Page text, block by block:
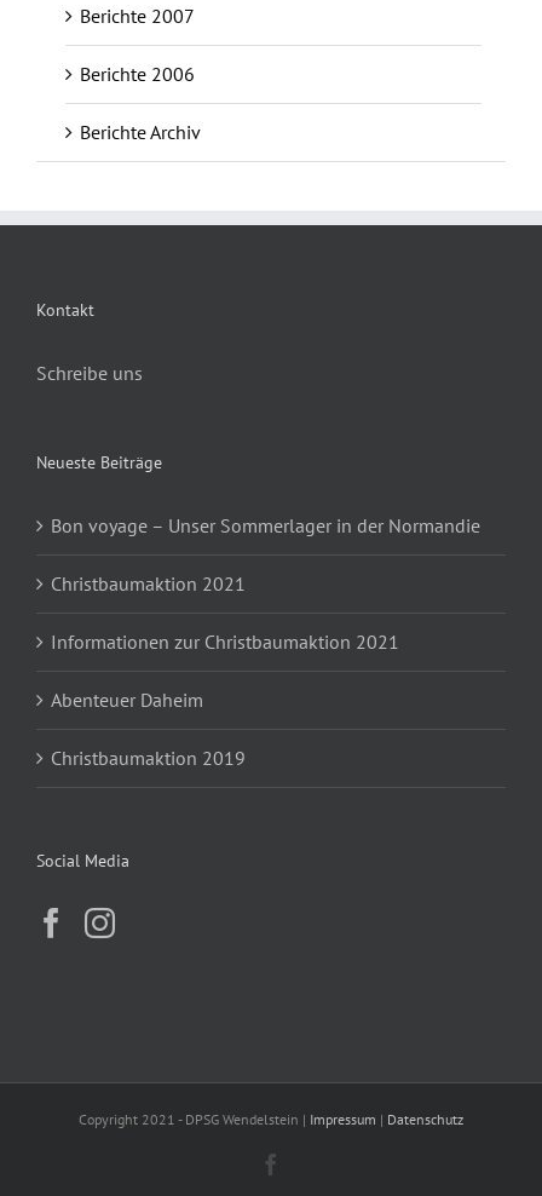
Berichte 2007
Berichte 2006
Berichte Archiv
Kontakt
Schreibe uns
Neueste Beiträge
Bon voyage – Unser Sommerlager in der Normandie
Christbaumaktion 2021
Informationen zur Christbaumaktion 2021
Abenteuer Daheim
Christbaumaktion 2019
Social Media
Copyright 2021 - DPSG Wendelstein | Impressum | Datenschutz